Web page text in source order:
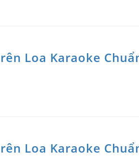
Loa Karaoke
Loa Karaoke